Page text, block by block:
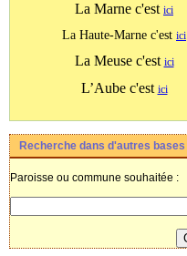
La Marne c'est ici
La Haute-Marne c'est ici
La Meuse c'est ici
L’Aube c'est ici
Recherche dans d'autres bases
Paroisse ou commune souhaitée :